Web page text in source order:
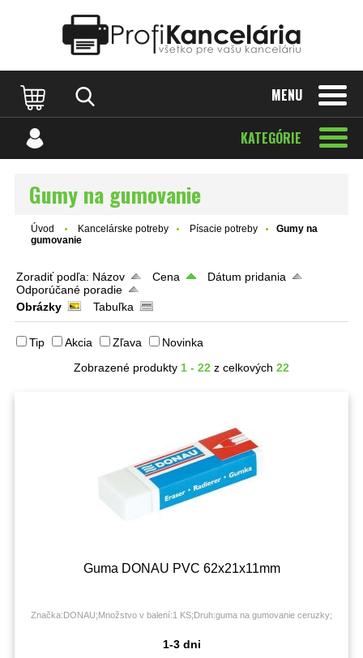
MENU
KATEGÓRIE
Gumy na gumovanie
Úvod Kancelárske potreby Písacie potreby
Gumy na
gumovanie
Zoradiť podľa: Názov Cena
Dátum pridania
Odporúčané poradie
Obrázky
Tabuľka
Tip Akcia Zľava
Novinka
Zobrazené produkty 1 - 22 z celkových 22
Guma DONAU PVC 62x21x11mm
Značka:DONAU;Množstvo v balení:1 KS;Druh:guma na gumovanie ceruzky;
1-3 dni
Katalóg internetových stránok Designed by Rawpixel.com